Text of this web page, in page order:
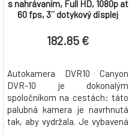
s nahrávaním, Full HD, 1080p at
60 fps, 3´´ dotykový displej
182.85 €
Autokamera DVR10 Canyon
DVR-10 je dokonalým
spoločníkom na cestách: táto
palubná kamera je navrhnutá
tak, aby vydržala. Je vybavená